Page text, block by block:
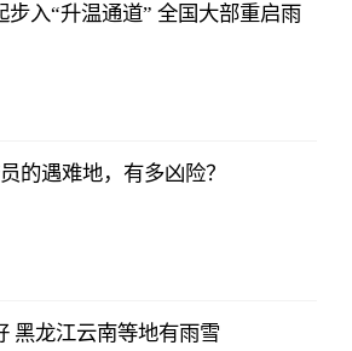
步入“升温通道” 全国大部重启雨
的遇难地，有多凶险？
黑龙江云南等地有雨雪